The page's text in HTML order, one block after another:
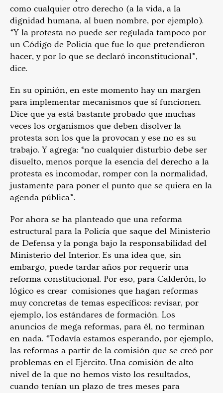
como cualquier otro derecho (a la vida, a la
dignidad humana, al buen nombre, por ejemplo).
“Y la protesta no puede ser regulada tampoco por
un Código de Policía que fue lo que pretendieron
hacer, y por lo que se declaró inconstitucional”,
dice.
En su opinión, en este momento hay un margen
para implementar mecanismos que sí funcionen.
Dice que ya está bastante probado que muchas
veces los organismos que deben disolver la
protesta son los que la provocan y ese no es su
trabajo. Y agrega: “no cualquier disturbio debe ser
disuelto, menos porque la esencia del derecho a la
protesta es incomodar, romper con la normalidad,
justamente para poner el punto que se quiera en la
agenda pública”.
Por ahora se ha planteado que una reforma
estructural para la Policía que saque del Ministerio
de Defensa y la ponga bajo la responsabilidad del
Ministerio del Interior. Es una idea que, sin
embargo, puede tardar años por requerir una
reforma constitucional. Por eso, para Calderón, lo
lógico es crear comisiones que hagan reformas
muy concretas de temas específicos: revisar, por
ejemplo, los estándares de formación. Los
anuncios de mega reformas, para él, no terminan
en nada. “Todavía estamos esperando, por ejemplo,
las reformas a partir de la comisión que se creó por
problemas en el Ejército. Una comisión de alto
nivel de la que no hemos visto los resultados,
cuando tenían un plazo de tres meses para